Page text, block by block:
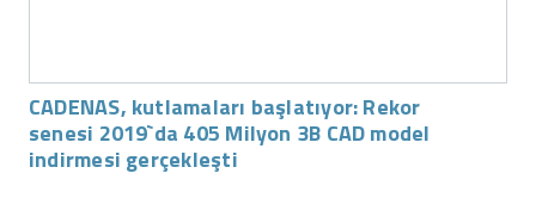
CADENAS, kutlamaları başlatıyor: Rekor
senesi 2019`da 405 Milyon 3B CAD model
indirmesi gerçekleşti